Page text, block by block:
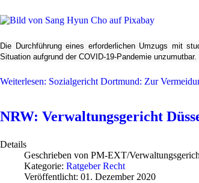
Die Durchführung eines erforderlichen Umzugs mit
Situation aufgrund der COVID-19-Pandemie unzumutbar.
Weiterlesen: Sozialgericht Dortmund: Zur
NRW: Verwaltungsgericht
Details
Geschrieben von PM-EXT/
Kategorie: Ratgeber Recht
Veröffentlicht: 01. Dezember 2020